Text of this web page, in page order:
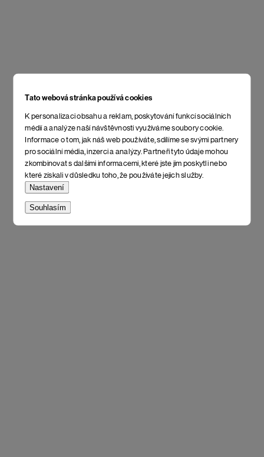
Tato webová stránka používá cookies
K personalizaci obsahu a reklam, poskytování funkcí sociálních
médií a analýze naší návštěvnosti využíváme soubory cookie.
Informace o tom, jak náš web používáte, sdílíme se svými partnery
pro sociální média, inzerci a analýzy. Partneři tyto údaje mohou
zkombinovat s dalšími informacemi, které jste jim poskytli nebo
které získali v důsledku toho, že používáte jejich služby.
Nastavení
Souhlasím